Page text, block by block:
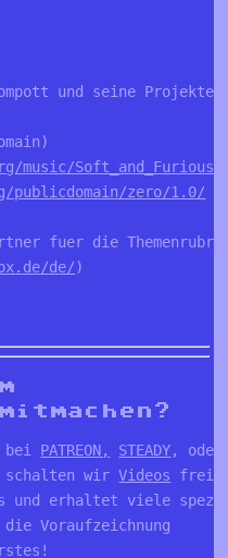
und seine Projekte
music/Soft_and_Furious
publicdomain/zero/1.0/
fuer die
de/)
bei PATREON, STEADY,
schalten wir Videos
und erhaltet viele
Voraufzeichnung